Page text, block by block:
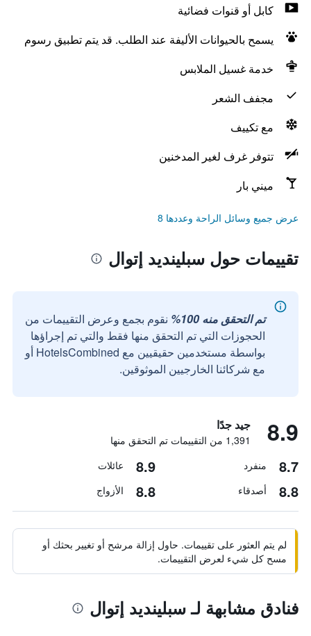
كابل أو قنوات فضائية
يسمح بالحيوانات الأليفة عند الطلب. قد يتم تطبيق رسوم
خدمة غسيل الملابس
مجفف الشعر
مع تكييف
تتوفر غرف لغير المدخنين
ميني بار
عرض جميع وسائل الراحة وعددها 8
تقييمات حول سبلينديد إتوال
تم التحقق منه 100%
نقوم بجمع وعرض التقييمات من
الحجوزات التي تم التحقق منها فقط والتي تم إجراؤها
بواسطة مستخدمين حقيقيين مع HotelsCombined أو
مع شركائنا الخارجيين الموثوقين.
8.9 جيد جدًا
1,391 من التقييمات تم التحقق منها
8.7 منفرد 8.9 عائلات
8.8 أصدقاء 8.8 الأزواج
لم يتم العثور على تقييمات. حاول إزالة مرشح أو تغيير بحثك أو
مسح كل شيء لعرض التقييمات.
فنادق مشابهة لـ سبلينديد إتوال